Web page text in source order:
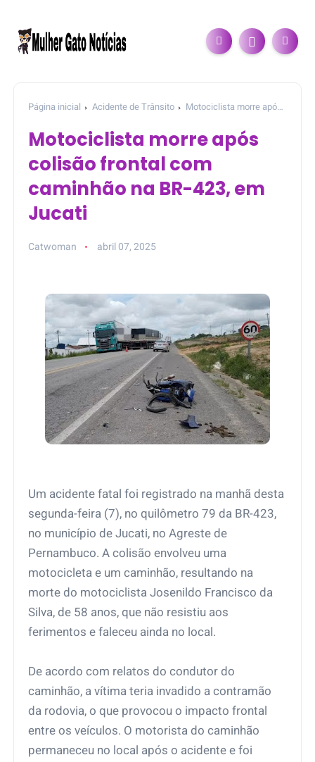
Página inicial Acidente de Trânsito
Motociclista morre após
Motociclista morre após
colisão frontal com
caminhão na BR-423, em
Jucati
Catwoman abril 07, 2025
Um acidente fatal foi registrado na manhã desta
segunda-feira (7), no quilômetro 79 da BR-423,
no município de Jucati, no Agreste de
Pernambuco. A colisão envolveu uma
motocicleta e um caminhão, resultando na
morte do motociclista Josenildo Francisco da
Silva, de 58 anos, que não resistiu aos
ferimentos e faleceu ainda no local.
De acordo com relatos do condutor do
caminhão, a vítima teria invadido a contramão
da rodovia, o que provocou o impacto frontal
entre os veículos. O motorista do caminhão
permaneceu no local após o acidente e foi